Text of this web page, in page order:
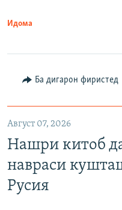
Идома
Ба дигарон фиристед
Август 07, 2026
Нашри китоб
навраси
Русия